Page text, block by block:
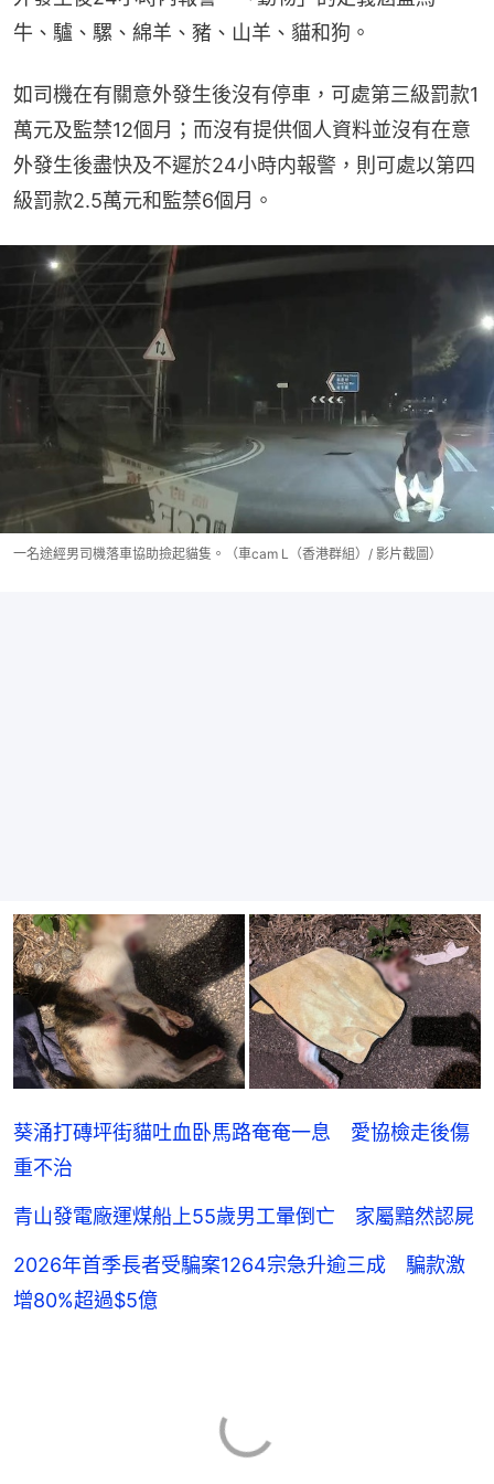
牛、驢、騾、綿羊、豬、山羊、貓和狗。
如司機在有關意外發生後沒有停車，可處第三級罰款1
萬元及監禁12個月；而沒有提供個人資料並沒有在意
外發生後盡快及不遲於24小時内報警，則可處以第四
級罰款2.5萬元和監禁6個月。
一名途經男司機落車協助撿起貓隻。（車cam L（香港群組）/ 影片截圖）
葵涌打磚坪街貓吐血卧馬路奄奄一息 愛協檢走後傷
重不治
青山發電廠運煤船上55歲男工暈倒亡 家屬黯然認屍
2026年首季長者受騙案1264宗急升逾三成 騙款激
增80%超過$5億